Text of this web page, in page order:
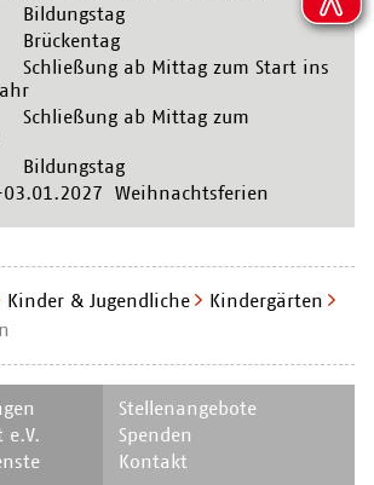
Bildungstag
Brückentag
ab Mittag zum Start ins
ab Mittag zum
Bildungstag
Weihnachtsferien
Kinder & Jugendliche
Kindergärten
e.V.
Navigation
überspringen
Stellenangebote
Spenden
Kontakt